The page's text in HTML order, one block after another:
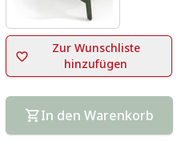
Zur Wunschliste
hinzufügen
In den Warenkorb